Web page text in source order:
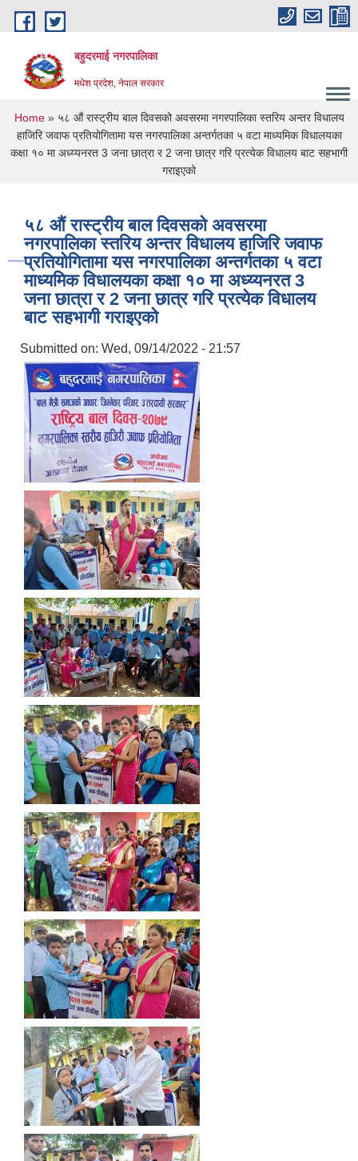
Skip to main content
बहुदरमाई नगरपालिका
मधेश प्रदेश, नेपाल सरकार
You are here
Home» ५८ औं रास्ट्रीय बाल दिवसको अवसरमा नगरपालिका स्तरिय अन्तर विधालय
हाजिरि जवाफ प्रतियोगितामा यस नगरपालिका अन्तर्गतका ५ वटा माध्यमिक विधालयका
कक्षा १० मा अध्य्यनरत 3 जना छात्रा र 2 जना छात्र गरि प्रत्येक विधालय बाट सहभागी
गराइएको
५८ औं रास्ट्रीय बाल दिवसको अवसरमा
नगरपालिका स्तरिय अन्तर विधालय हाजिरि जवाफ
प्रतियोगितामा यस नगरपालिका अन्तर्गतका ५ वटा
माध्यमिक विधालयका कक्षा १० मा अध्य्यनरत 3
जना छात्रा र 2 जना छात्र गरि प्रत्येक विधालय
बाट सहभागी गराइएको
Submitted on: Wed, 09/14/2022 - 21:57